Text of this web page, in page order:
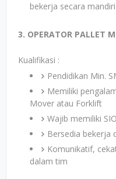
bekerja secara
3. OPERATOR PALLET
Kualifikasi :
Pendidikan Min.
Memiliki
Mover atau Forklift
Wajib memiliki
Bersedia bekerja
Komunikatif,
dalam tim